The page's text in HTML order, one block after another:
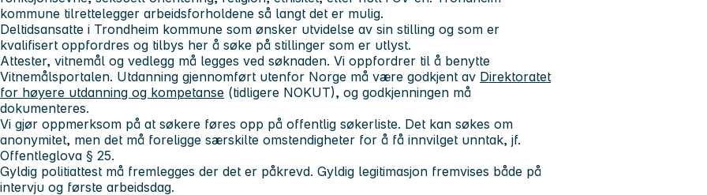
kommune tilrettelegger arbeidsforholdene så langt det er mulig.
Deltidsansatte i Trondheim kommune som ønsker utvidelse av sin stilling og som er
kvalifisert oppfordres og tilbys her å søke på stillinger som er utlyst.
Attester, vitnemål og vedlegg må legges ved søknaden. Vi oppfordrer til å benytte
Vitnemålsportalen. Utdanning gjennomført utenfor Norge må være godkjent av Direktoratet
for høyere utdanning og kompetanse (tidligere NOKUT), og godkjenningen må
dokumenteres.
Vi gjør oppmerksom på at søkere føres opp på offentlig søkerliste. Det kan søkes om
anonymitet, men det må foreligge særskilte omstendigheter for å få innvilget unntak, jf.
Offentleglova § 25.
Gyldig politiattest må fremlegges der det er påkrevd. Gyldig legitimasjon fremvises både på
intervju og første arbeidsdag.